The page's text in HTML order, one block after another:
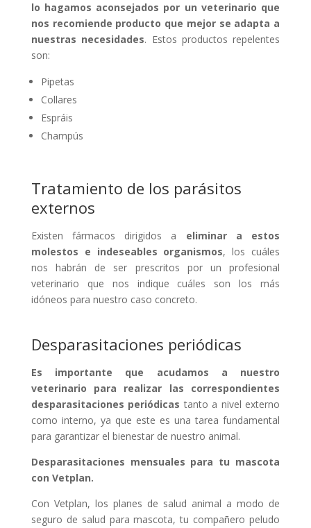
lo hagamos aconsejados por un veterinario que
nos recomiende producto que mejor se adapta a
nuestras necesidades. Estos productos repelentes
son:
Pipetas
Collares
Espráis
Champús
Tratamiento de los parásitos
externos
Existen fármacos dirigidos a eliminar a estos
molestos e indeseables organismos, los cuáles
nos habrán de ser prescritos por un profesional
veterinario que nos indique cuáles son los más
idóneos para nuestro caso concreto.
Desparasitaciones periódicas
Es importante que acudamos a nuestro
veterinario para realizar las correspondientes
desparasitaciones periódicas tanto a nivel externo
como interno, ya que este es una tarea fundamental
para garantizar el bienestar de nuestro animal.
Desparasitaciones mensuales para tu mascota
con Vetplan.
Con Vetplan, los planes de salud animal a modo de
seguro de salud para mascota, tu compañero peludo